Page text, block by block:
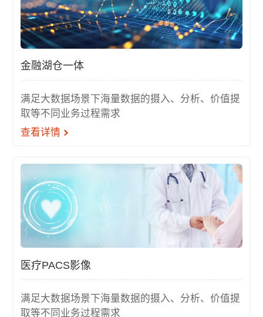
金融湖仓一体
满足大数据场景下海量数据的摄入、分析、价值提
取等不同业务过程需求
查看详情
医疗PACS影像
满足大数据场景下海量数据的摄入、分析、价值提
取等不同业务过程需求